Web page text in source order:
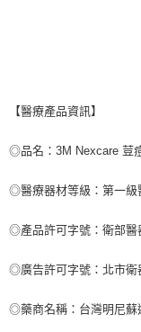
【醫療產品資訊】
◎品名：3M Nexcare 荳
◎醫療器材等級：第一級
◎產品許可字號：衛部醫
◎廣告許可字號：北市衛
◎藥商名稱：台灣明尼蘇